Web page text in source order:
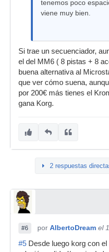
tenemos poco
viene muy bien.
Si trae un secuenciador,
el del MM6 ( 8 pistas + 8
buena alternativa al
que ver cómo suena,
por 200€ más tienes el
gana Korg.
2 respuestas
#6 por AlbertoDream el
#5 Desde luego korg con